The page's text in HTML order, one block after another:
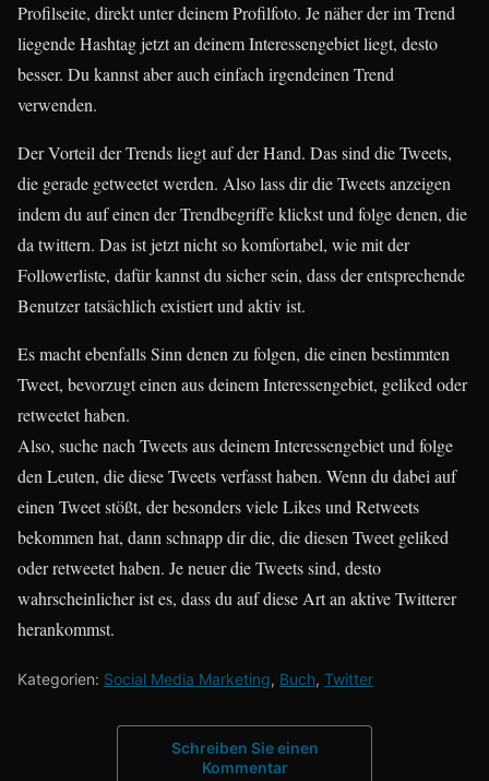
Profilseite, direkt unter deinem Profilfoto. Je näher der im Trend
liegende Hashtag jetzt an deinem Interessengebiet liegt, desto
besser. Du kannst aber auch einfach irgendeinen Trend
verwenden.
Der Vorteil der Trends liegt auf der Hand. Das sind die Tweets,
die gerade getweetet werden. Also lass dir die Tweets anzeigen
indem du auf einen der Trendbegriffe klickst und folge denen, die
da twittern. Das ist jetzt nicht so komfortabel, wie mit der
Followerliste, dafür kannst du sicher sein, dass der entsprechende
Benutzer tatsächlich existiert und aktiv ist.
Es macht ebenfalls Sinn denen zu folgen, die einen bestimmten
Tweet, bevorzugt einen aus deinem Interessengebiet, geliked oder
retweetet haben.
Also, suche nach Tweets aus deinem Interessengebiet und folge
den Leuten, die diese Tweets verfasst haben. Wenn du dabei auf
einen Tweet stößt, der besonders viele Likes und Retweets
bekommen hat, dann schnapp dir die, die diesen Tweet geliked
oder retweetet haben. Je neuer die Tweets sind, desto
wahrscheinlicher ist es, dass du auf diese Art an aktive Twitterer
herankommst.
Kategorien: Social Media Marketing, Buch, Twitter
Schreiben Sie einen
Kommentar